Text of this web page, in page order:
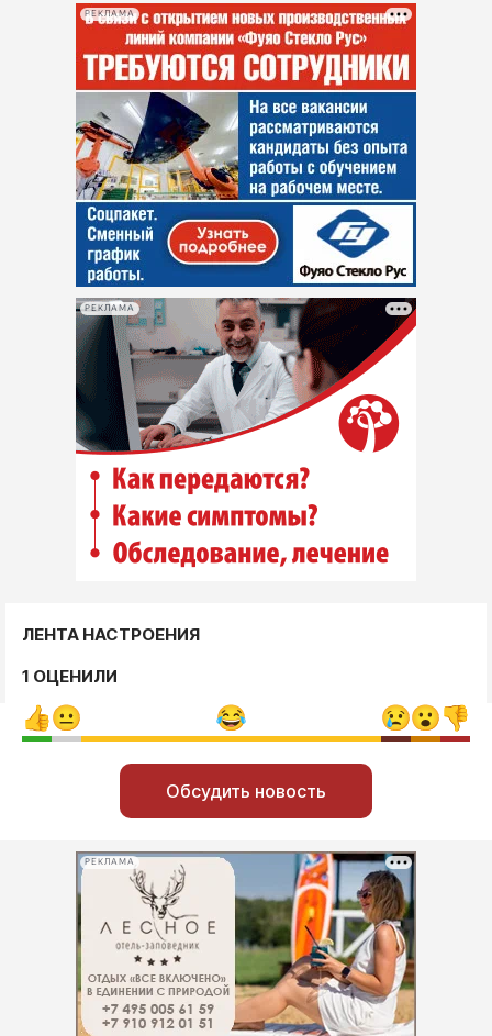
РЕКЛАМА
РЕКЛАМА
ЛЕНТА НАСТРОЕНИЯ
1 ОЦЕНИЛИ
Обсудить новость
РЕКЛАМА